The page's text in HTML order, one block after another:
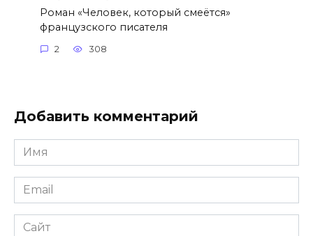
Роман «Человек, который смеётся»
французского писателя
2 308
Добавить комментарий
Имя
*
Email
*
Сайт